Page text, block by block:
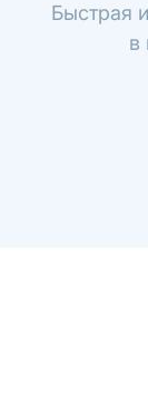
Быстрая
в